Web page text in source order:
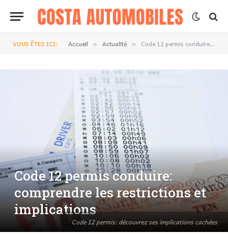
VOUS ÊTES ICI: Accueil » Actualité » Code 12 permis conduire: comprendre les restrictions et implications
Code 12 permis: découvrez ses implications cachées
Code 12 permis conduire:
comprendre les restrictions et
implications